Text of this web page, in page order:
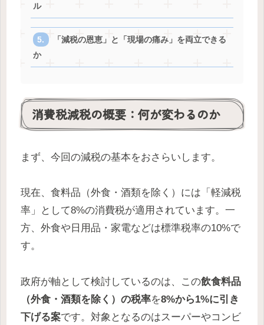
ル
「減税の恩恵」と「現場の痛み」を両立できる
か
消費税減税の概要：何が変わるのか
まず、今回の減税の基本をおさらいします。
現在、食料品（外食・酒類を除く）には「軽減税
率」として8%の消費税が適用されています。一
方、外食や日用品・家電などは標準税率の10%で
す。
政府が軸として検討しているのは、この飲食料品
（外食・酒類を除く）の税率を8%から1%に引き
下げる案です。対象となるのはスーパーやコンビ